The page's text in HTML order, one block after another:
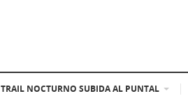
TRAIL NOCTURNO SUBIDA AL PUNTAL